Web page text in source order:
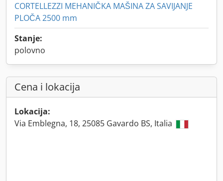
CORTELLEZZI MEHANIČKA MAŠINA ZA SAVIJANJE
PLOČA 2500 mm
Stanje:
polovno
Cena i lokacija
Lokacija:
Via Emblegna, 18, 25085 Gavardo BS, Italia